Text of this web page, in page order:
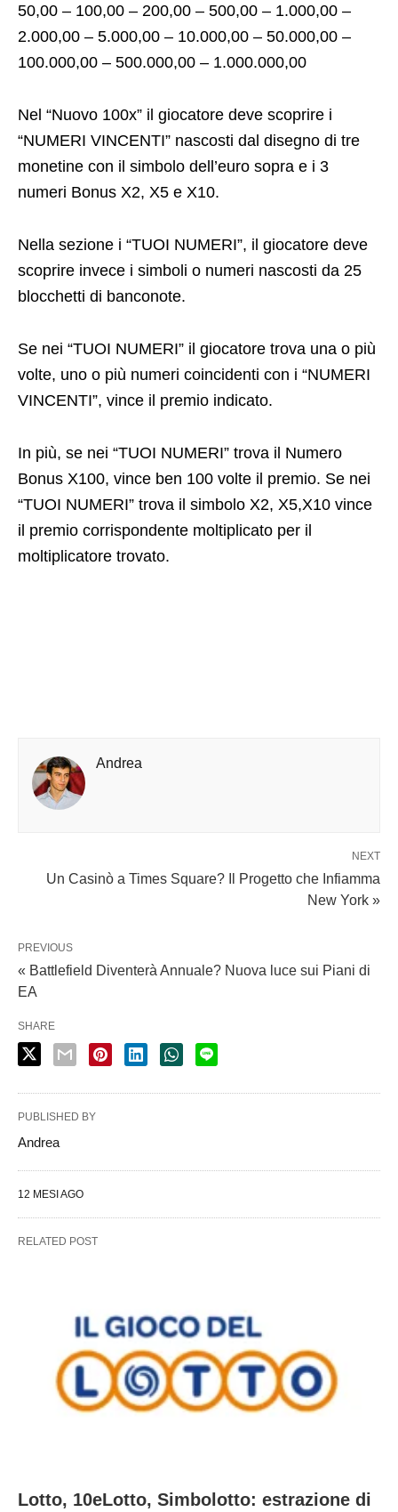
50,00 – 100,00 – 200,00 – 500,00 – 1.000,00 –
2.000,00 – 5.000,00 – 10.000,00 – 50.000,00 –
100.000,00 – 500.000,00 – 1.000.000,00
Nel “Nuovo 100x” il giocatore deve scoprire i
“NUMERI VINCENTI” nascosti dal disegno di tre
monetine con il simbolo dell’euro sopra e i 3
numeri Bonus X2, X5 e X10.
Nella sezione i “TUOI NUMERI”, il giocatore deve
scoprire invece i simboli o numeri nascosti da 25
blocchetti di banconote.
Se nei “TUOI NUMERI” il giocatore trova una o più
volte, uno o più numeri coincidenti con i “NUMERI
VINCENTI”, vince il premio indicato.
In più, se nei “TUOI NUMERI” trova il Numero
Bonus X100, vince ben 100 volte il premio. Se nei
“TUOI NUMERI” trova il simbolo X2, X5,X10 vince
il premio corrispondente moltiplicato per il
moltiplicatore trovato.
Andrea
NEXT
Un Casinò a Times Square? Il Progetto che Infiamma
New York »
PREVIOUS
« Battlefield Diventerà Annuale? Nuova luce sui Piani di
EA
SHARE
PUBLISHED BY
Andrea
12 MESI AGO
RELATED POST
Lotto, 10eLotto, Simbolotto: estrazione di